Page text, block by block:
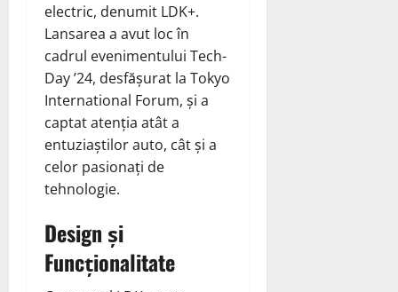
electric, denumit LDK+.
Lansarea a avut loc în
cadrul evenimentului Tech-
Day ’24, desfășurat la Tokyo
International Forum, și a
captat atenția atât a
entuziaștilor auto, cât și a
celor pasionați de
tehnologie.
Design și
Funcționalitate